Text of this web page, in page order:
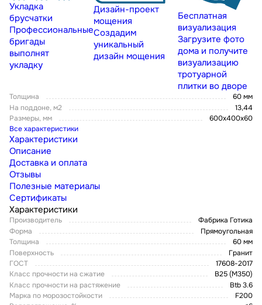
Укладка
брусчатки
Профессиональные
бригады
выполнят
укладку
Дизайн-проект
мощения
Создадим
уникальный
дизайн мощения
Бесплатная
визуализация
Загрузите фото
дома и получите
визуализацию
тротуарной
плитки во дворе
Толщина
60 мм
На поддоне, м2
13,44
Размеры, мм
600x400x60
Все характеристики
Характеристики
Описание
Доставка и оплата
Отзывы
Полезные материалы
Сертификаты
Характеристики
Производитель
Фабрика Готика
Форма
Прямоугольная
Толщина
60 мм
Поверхность
Гранит
ГОСТ
17608-2017
Класс прочности на сжатие
В25 (М350)
Класс прочности на растяжение
Btb 3.6
Марка по морозостойкости
F200